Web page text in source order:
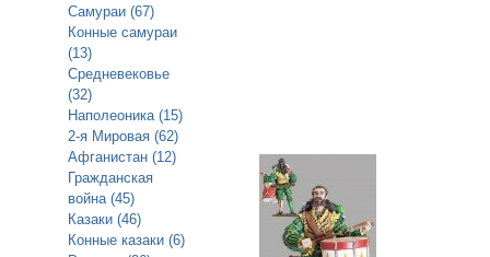
Самураи (67)
Конные самураи
(13)
Средневековье
(32)
Наполеоника (15)
2-я Мировая (62)
Афганистан (12)
Гражданская
война (45)
Казаки (46)
Конные казаки (6)